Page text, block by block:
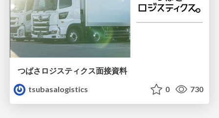
つばさロジスティクス面接資料
tsubasalogistics
0 730